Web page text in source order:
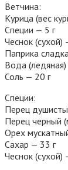
Ветчина:
Курица (вес
Специи — 5 г
Чеснок (сухой)
Паприка
Вода
Соль — 20 г
Специи:
Перец
Перец черный
Орех
Сахар — 33 г
Чеснок (сухой)